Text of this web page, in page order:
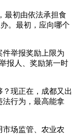
初由依法承担食
。最初，应向哪个
举报奖励上限为
报人、奖励第一时
现正在，成都又出
行为，最高能拿
场监管、农业农